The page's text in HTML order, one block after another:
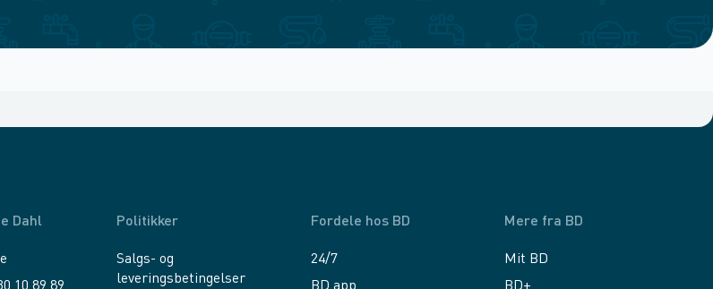
Dahl Politikker
Salgs- og
leveringsbetingelser
Fordele hos BD
24/7
Mere fra BD
Mit BD